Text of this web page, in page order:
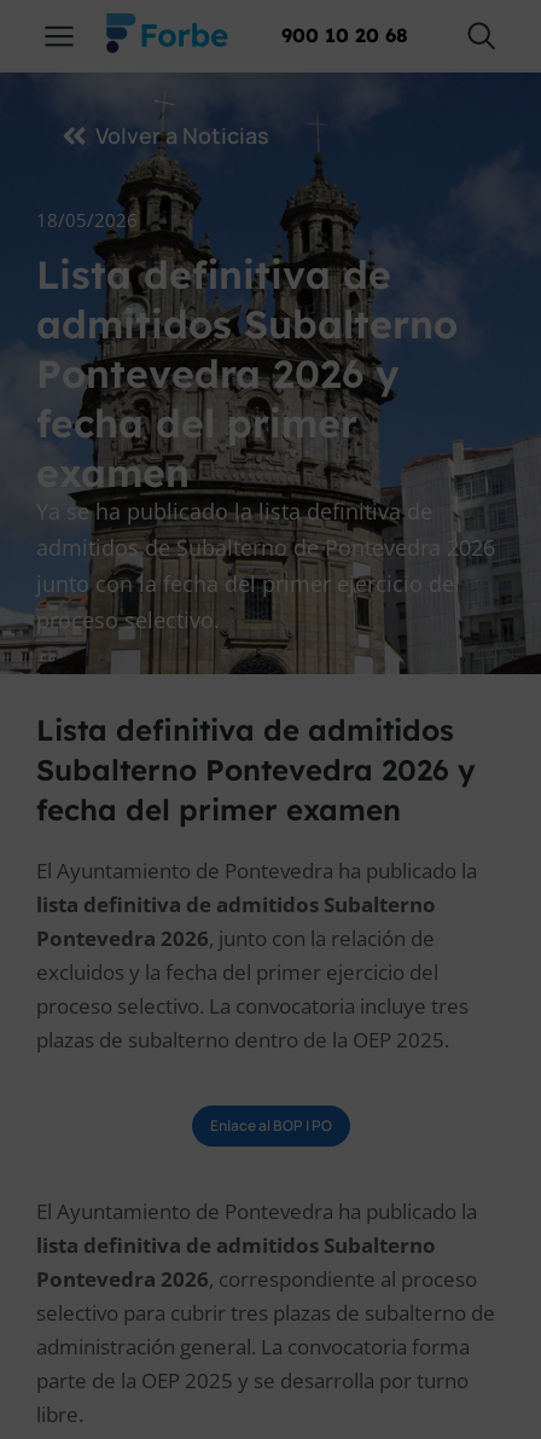
900 10 20 68
Volver a Noticias
18/05/2026
Lista definitiva de
admitidos Subalterno
Pontevedra 2026 y
fecha del primer
examen
Ya se ha publicado la lista definitiva de
admitidos de Subalterno de Pontevedra 2026
junto con la fecha del primer ejercicio del
proceso selectivo.
Lista definitiva de admitidos
Subalterno Pontevedra 2026 y
fecha del primer examen
El Ayuntamiento de Pontevedra ha publicado la
lista definitiva de admitidos Subalterno
Pontevedra 2026, junto con la relación de
excluidos y la fecha del primer ejercicio del
proceso selectivo. La convocatoria incluye tres
plazas de subalterno dentro de la OEP 2025.
Enlace al BOP | PO
El Ayuntamiento de Pontevedra ha publicado la
lista definitiva de admitidos Subalterno
Pontevedra 2026, correspondiente al proceso
selectivo para cubrir tres plazas de subalterno de
administración general. La convocatoria forma
parte de la OEP 2025 y se desarrolla por turno
libre.